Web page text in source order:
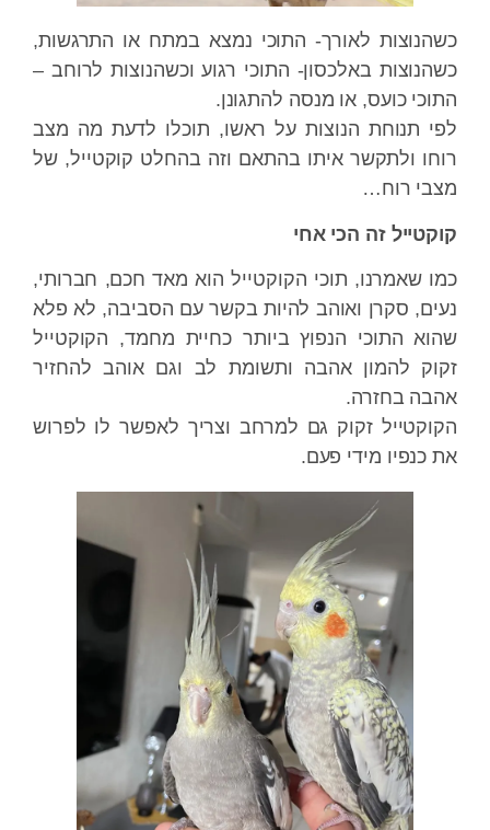
לאורך- התוכי נמצא במתח או התרגשות,
באלכסון- התוכי רגוע וכשהנוצות לרוחב –
כועס, או מנסה להתגונן.
תנוחת הנוצות על ראשו, תוכלו לדעת מה מצב
ולתקשר איתו בהתאם וזה בהחלט קוקטייל, של
רוח…
זה הכי אחי
שאמרנו, תוכי הקוקטייל הוא מאד חכם, חברותי,
סקרן ואוהב להיות בקשר עם הסביבה, לא פלא
התוכי הנפוץ ביותר כחיית מחמד, הקוקטייל
להמון אהבה ותשומת לב וגם אוהב להחזיר
בחזרה.
זקוק גם למרחב וצריך לאפשר לו לפרוש
מידי פעם.